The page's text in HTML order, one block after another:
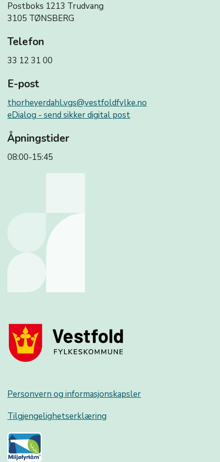
Postboks 1213 Trudvang
3105 TØNSBERG
Telefon
33 12 31 00
E-post
thorheyerdahl.vgs@vestfoldfylke.no
eDialog - send sikker digital post
Åpningstider
08:00-15:45
Personvern og informasjonskapsler
Tilgjengelighetserklæring